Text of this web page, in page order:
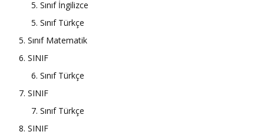
5. Sınıf İngilizce
5. Sınıf Türkçe
5. Sınıf Matematik
6. SINIF
6. Sınıf Türkçe
7. SINIF
7. Sınıf Türkçe
8. SINIF